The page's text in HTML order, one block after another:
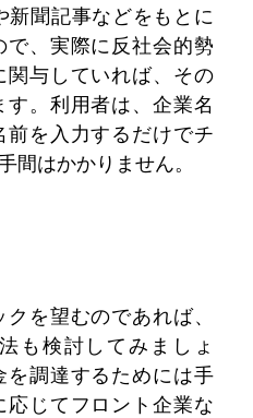
新聞記事などをもとに
、実際に反社会的勢
関与していれば、その
。利用者は、企業名
を入力するだけでチ
間はかかりません。
を望むのであれば、
も検討してみましょ
を調達するためには手
じてフロント企業な